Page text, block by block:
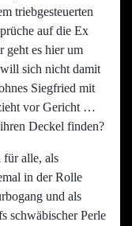
triebgesteuerten
auf die Ex
geht es hier um
sich nicht damit
Siegfried mit
vor Gericht …
Deckel finden?
für alle, als
in der Rolle
und als
schwäbischer Perle